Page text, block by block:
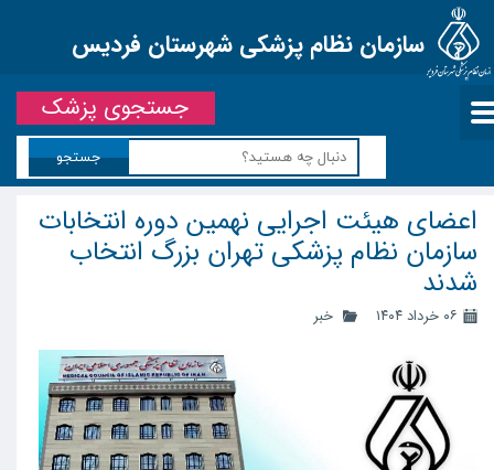
سازمان نظام پزشکی شهرستان فردیس
جستجو
جستجوی پزشک
اعضای هیئت اجرایی نهمین دوره انتخابات
سازمان نظام پزشکی تهران بزرگ انتخاب
شدند
۰۶ خرداد ۱۴۰۴ خبر